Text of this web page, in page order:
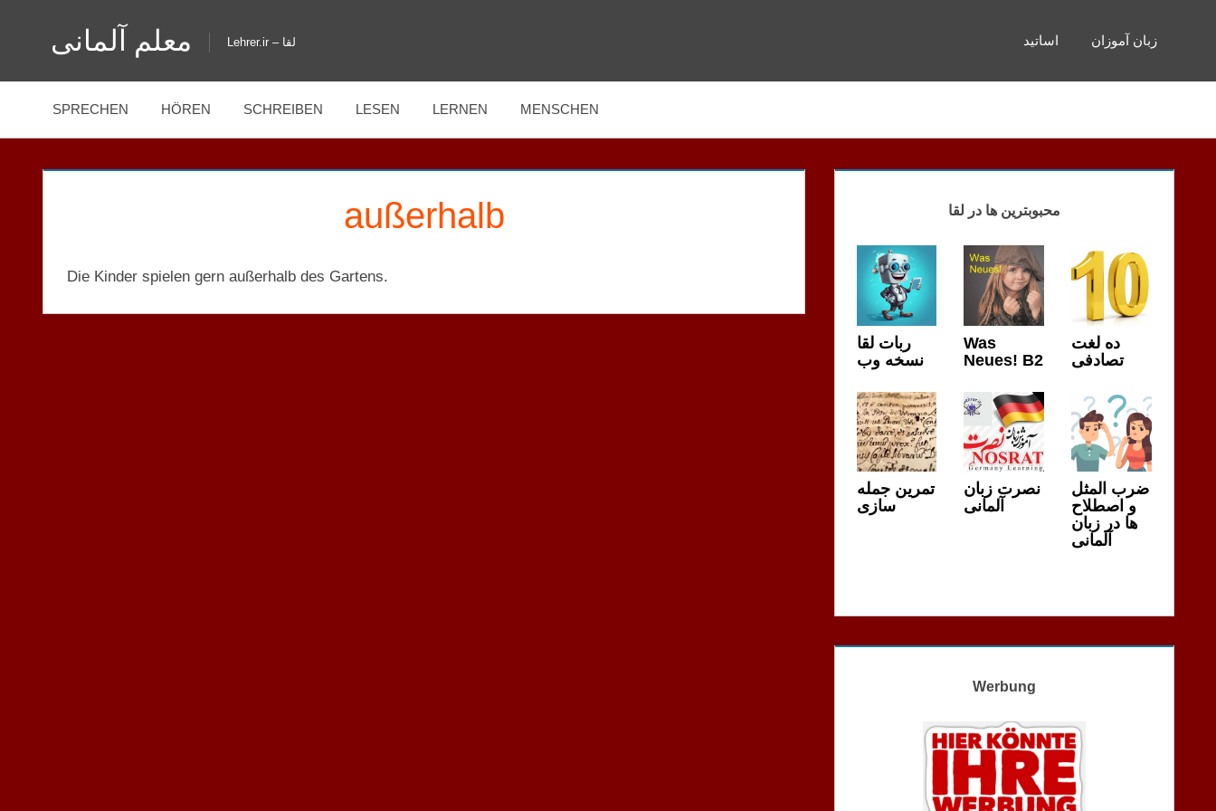
معلم آلمانی Lehrer.ir – لقا اساتید زبان آموزان
SPRECHEN HÖREN SCHREIBEN LESEN LERNEN MENSCHEN
außerhalb
Die Kinder spielen gern außerhalb des Gartens.
محبوبترین ها در لقا
ربات لقا
نسخه وب
Was
Neues! B2
ده لغت
تصادفی
تمرین جمله
سازی
نصرت زبان
آلمانی
ضرب المثل
و اصطلاح
ها در زبان
آلمانی
Werbung